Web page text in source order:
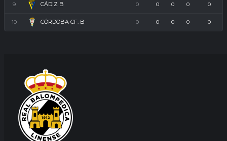
9 CÁDIZ B 0 0 0 0 0
10 CÓRDOBA CF. B 0 0 0 0 0